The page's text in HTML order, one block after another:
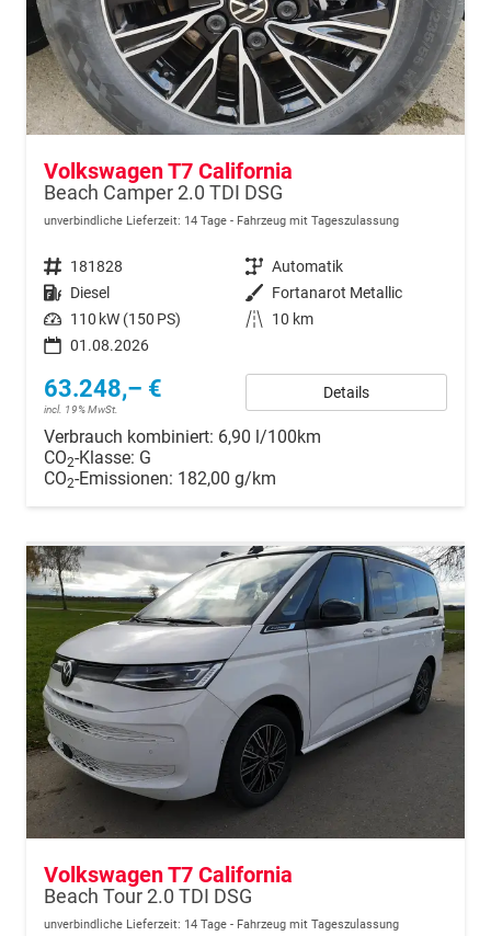
Volkswagen T7 California
Beach Camper 2.0 TDI DSG
unverbindliche Lieferzeit: 14 Tage Fahrzeug mit Tageszulassung
Fahrzeugnr. 181828 Getriebe Automatik
Kraftstoff Diesel Außenfarbe Fortanarot Metallic
Leistung 110 kW (150 PS) Kilometerstand
10 km
01.08.2026
63.248,– €
incl. 19% MwSt.
Details
Verbrauch kombiniert: 6,90 l/100km
CO2-Klasse: G
CO2-Emissionen: 182,00 g/km
Volkswagen T7 California
Beach Tour 2.0 TDI DSG
unverbindliche Lieferzeit: 14 Tage Fahrzeug mit Tageszulassung